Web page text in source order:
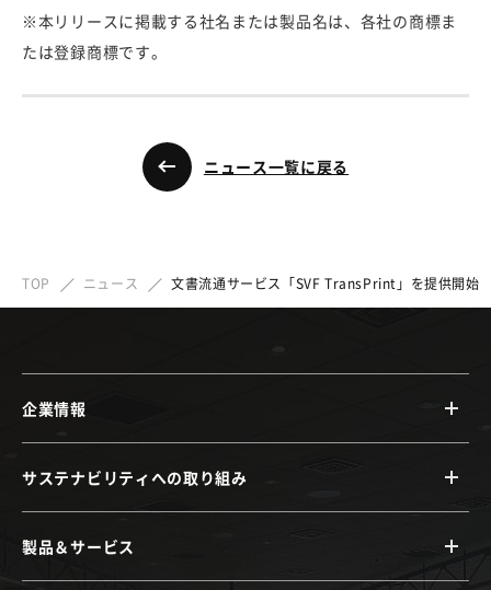
※本リリースに掲載する社名または製品名は、各社の商標ま
たは登録商標です。
ニュース一覧に戻る
TOP ニュース 文書流通サービス「SVF TransPrint」を提供開始
企業情報
サステナビリティへの取り組み
製品＆サービス